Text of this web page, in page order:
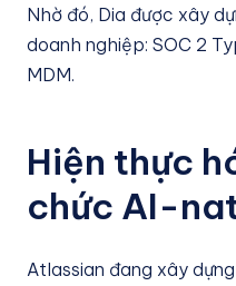
Nhờ đó, Dia được xây
doanh nghiệp: SOC 2
MDM.
Hiện thực
chức AI-
Atlassian đang xây